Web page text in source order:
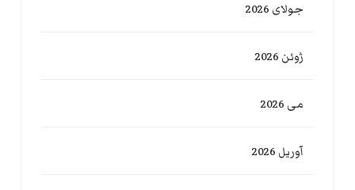
جولای 2026
ژوئن 2026
می 2026
آوریل 2026